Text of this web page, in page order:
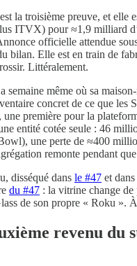
la troisième preuve, et elle
ITVX) pour ≈1,9 milliard
officielle attendue
bilan. Elle est en train de
Littéralement.
semaine même où sa
concret de ce que
première pour la
entité cotée seule : 46
une perte de ≈400
remonte pendant
disséqué dans le #47 et dans
du #47 : la vitrine change
de son propre « Roku ».
revenu